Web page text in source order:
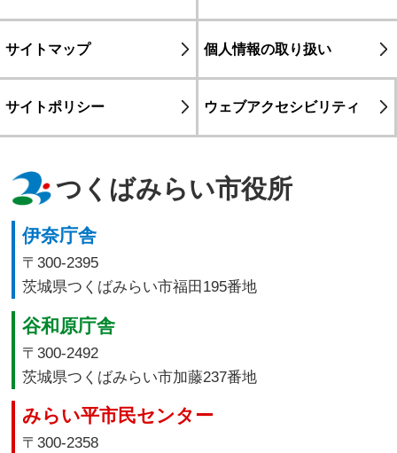
サイトマップ 個人情報の取り扱い
サイトポリシー ウェブアクセシビリティ
つくばみらい市役所
伊奈庁舎
〒300-2395
茨城県つくばみらい市福田195番地
谷和原庁舎
〒300-2492
茨城県つくばみらい市加藤237番地
みらい平市民センター
〒300-2358